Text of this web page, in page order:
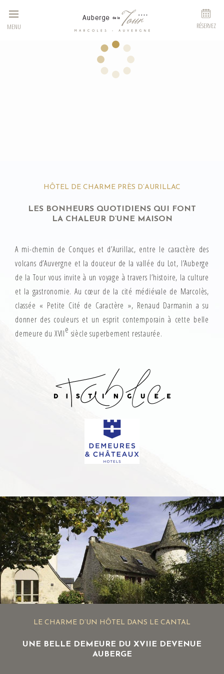
MENU RÉSERVEZ
HÔTEL DE CHARME PRÈS D’AURILLAC
LES BONHEURS QUOTIDIENS QUI FONT
LA CHALEUR D’UNE MAISON
A mi-chemin de Conques et d’Aurillac, entre le caractère des
volcans d’Auvergne et la douceur de la vallée du Lot, l’Auberge
de la Tour vous invite à un voyage à travers l’histoire, la culture
et la gastronomie. Au cœur de la cité médiévale de Marcolès,
classée « Petite Cité de Caractère », Renaud Darmanin a su
donner des couleurs et un esprit contemporain à cette belle
demeure du XVIIe siècle superbement restaurée.
LE CHARME D’UN HÔTEL DANS LE CANTAL
UNE BELLE DEMEURE DU XVIIE DEVENUE
AUBERGE